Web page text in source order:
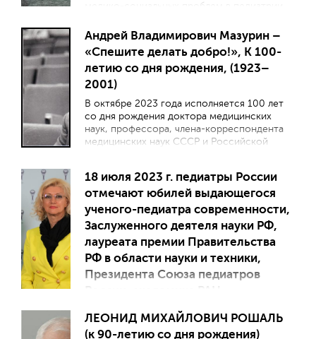
медико-социальных проблем в педиатрии
Петербургского государственного
педиатрического медицинского
университета.
Андрей Владимирович Мазурин –
«Спешите делать добро!», К 100-
летию со дня рождения, (1923–
2001)
В октябре 2023 года исполняется 100 лет
со дня рождения доктора медицинских
наук, профессора, члена-корреспондента
медицинских наук СССР и Российской
заслуженного деятеля науки, ветерана
Великой Отечественной войны и нашего
Учителя – Андрея Владимировича Мазурина,
который с 1967 по 1989 гг. заведовал
кафедрой пропедевтики детских болезней
педиатрического факультета 2-го
Московского ордена Ленина
государственного медицинского института
им. Н.И. Пирогова (2-й МОЛГМИ им. Н.И.
18 июля 2023 г. педиатры России
отмечают юбилей выдающегося
ученого-педиатра современности,
Заслуженного деятеля науки РФ,
лауреата премии Правительства
РФ в области науки и техники,
Президента Союза педиатров
Намазовой-Барановой.
ЛЕОНИД МИХАЙЛОВИЧ РОШАЛЬ
(к 90-летию со дня рождения)